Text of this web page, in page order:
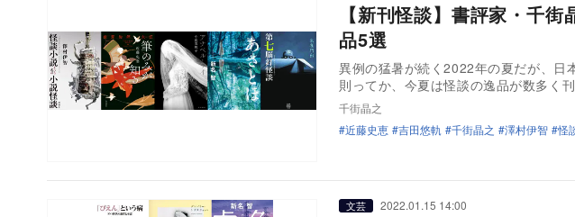
【新刊怪談】書評家・千
品5選
異例の猛暑が続く2022年の夏だが、日
則ってか、今夏は怪談の逸品が数多く
千街晶之
近藤史恵
吉田悠軌 千街晶之 澤村伊智 怪
文芸 2022.01.15 14:00